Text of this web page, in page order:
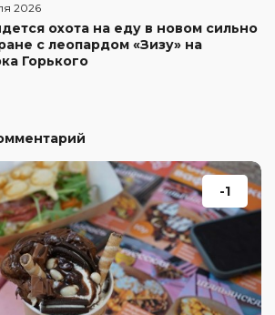
-1
2026
охота на еду в новом сильно
с леопардом «Зизу» на
Горького